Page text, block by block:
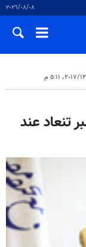
٠٨‏/٠٨‏/٢٠٢٦
30 ديسمبر تنعاد عند